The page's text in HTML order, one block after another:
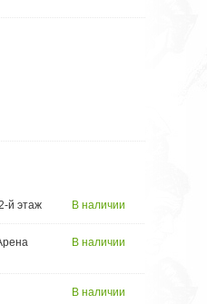
й этаж В наличии
В наличии
В наличии